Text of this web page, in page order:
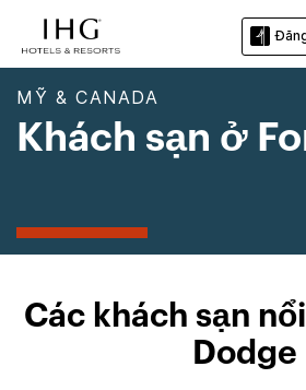
MỸ & CANADA
Khách sạn ở
Các khách sạn
Dodge